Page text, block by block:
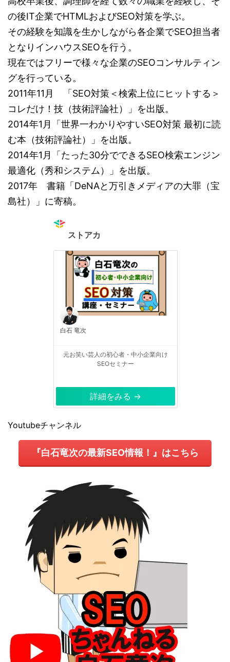
の後IT企業でHTMLおよびSEO対策を学ぶ。
その経験を知識を生かしながら各企業でSEO担当者
となりインハウスSEOを行う。
現在ではフリーで様々な企業のSEOコンサルティン
グを行っている。
2011年11月 「SEO対策＜検索上位にヒットする＞
コレだけ！技（技術評論社）」を出版。
2014年1月「世界一わかりやすいSEO対策 最初に読
む本（技術評論社）」を出版。
2014年1月「たった30分でできるSEO検索エンジン
最適化（秀和システム）」を出版。
2017年 書籍「DeNAと万引きメディアの大罪（宝
島社）」に寄稿。
ストアカ
白石 竜次
元お笑い芸人の初心者・中小企業向け
SEOセミナー
詳細をみる →
Youtubeチャンネル
『白石竜次の最新SEO情報！』はこちら